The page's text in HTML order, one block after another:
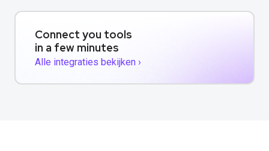
Connect you tools
in a few minutes
Alle integraties bekijken ›